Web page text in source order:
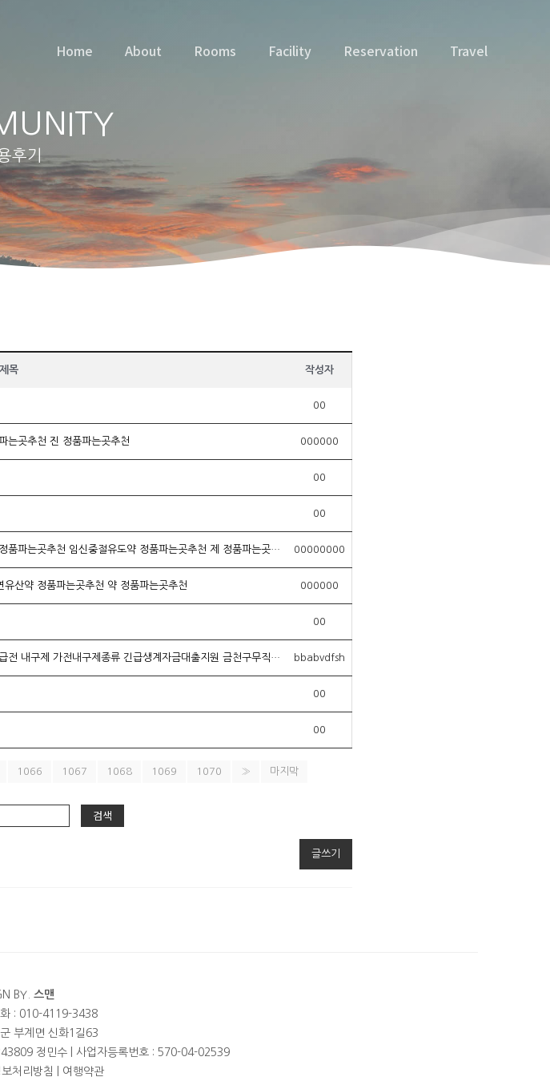
Home About Rooms Facility Reservation Travel
후기
제목 작성자
00
는곳추천 진 정품파는곳추천 000000
00
00
임신중절유도인공임신중절약 정품파는곳추천 인공유산유도제 정품파는곳추천 임신중절유도약 정품파는곳추천 제 정품파는곳추천 00000000
산약 정품파는곳추천 약 정품파는곳추천 000000
00
탤ㄹㅔ끄램 banonpi 당일입금소액대출 바넌피 선불유심 소액급전 내구제 가전내구제종류 긴급생계자금대출지원 금천구무직자긴급생계비대출 OVG bbabvdfsh
00
00
1066 1067 1068 1069 1070 » 마지막
검색
글쓰기
BY. 스맨
: 010-4119-3438
부계면 신화1길63
정민수 | 사업자등록번호 : 570-04-02539
처리방침 여행약관